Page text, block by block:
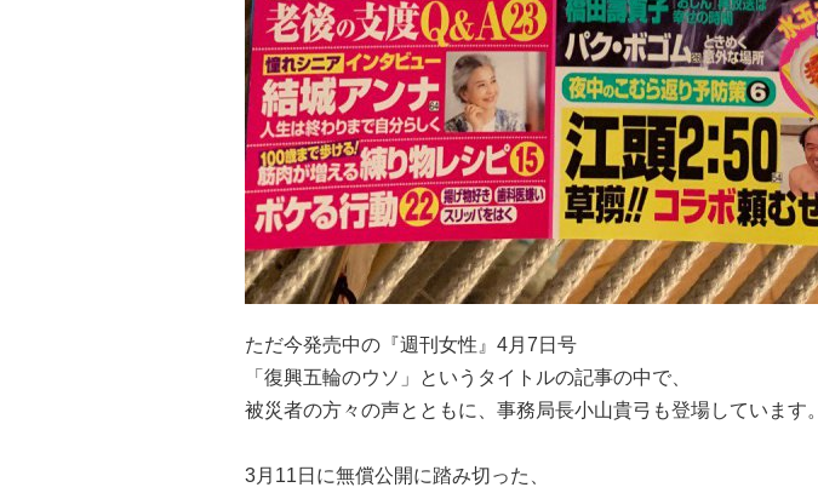
ただ今発売中の『週刊女性』4月7日号
「復興五輪のウソ」というタイトルの記事の中で、
被災者の方々の声とともに、事務局長小山貴弓も登場しています。
3月11日に無償公開に踏み切った、